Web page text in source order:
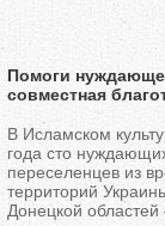
Помоги
совместная
Helfen» и ДУМУ
В Исламском
года сто
переселенцев из
территорий
Донецкой